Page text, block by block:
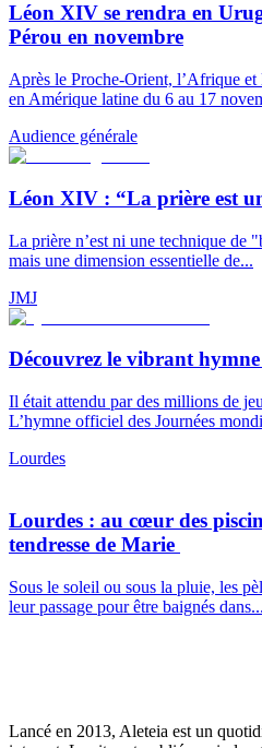
Léon XIV se rendra en
Pérou en novembre
Après le Proche-Orient, l’Afrique
en Amérique latine du 6 au 17
Audience générale
Léon XIV : “La prière est
La prière n’est ni une technique de
mais une dimension essentielle de...
JMJ
Découvrez le vibrant
Il était attendu par des millions de
L’hymne officiel des Journées
Lourdes
Lourdes : au cœur des
tendresse de Marie
Sous le soleil ou sous la pluie, les
leur passage pour être baignés dans...
Lancé en 2013, Aleteia est un